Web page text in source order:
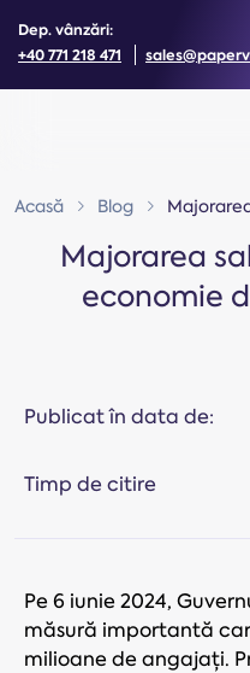
Dep. vânzări:
+40 771 218 471
Acasă Blog
Majorarea
economie
Publicat în data de:
Timp de citire
Pe 6 iunie 2024,
măsură importantă
milioane de angajați.